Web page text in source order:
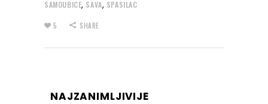
SAMOUBICE, SAVA, SPASILAC
5 SHARE
NAJZANIMLJIVIJE